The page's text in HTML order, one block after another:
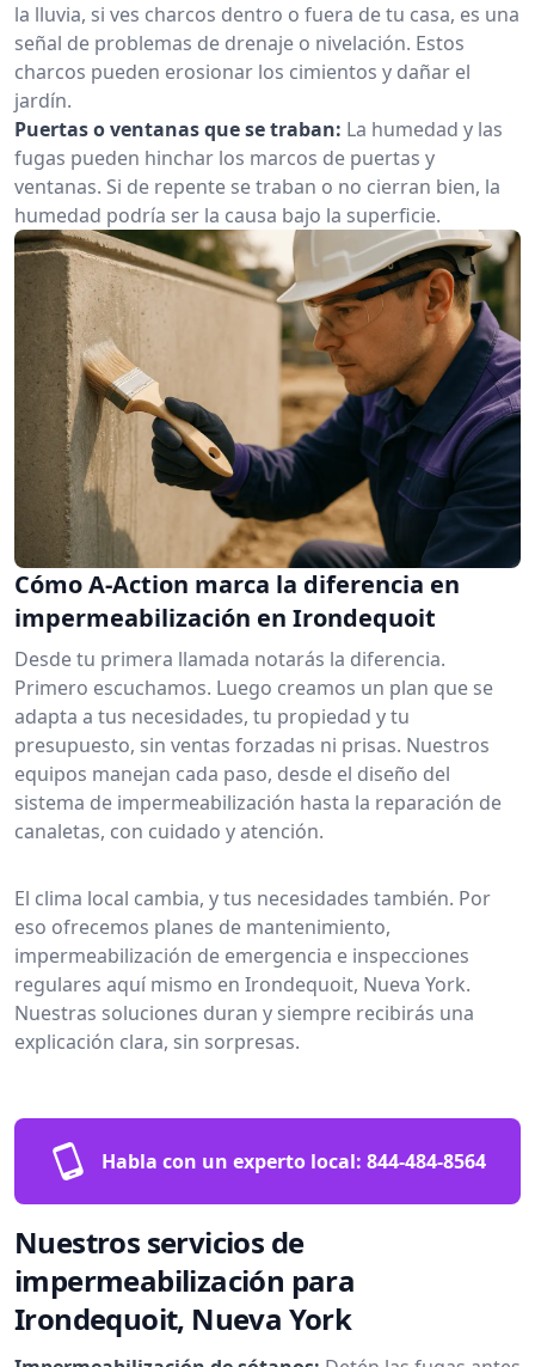
la lluvia, si ves charcos dentro o fuera de tu casa, es una
señal de problemas de drenaje o nivelación. Estos
charcos pueden erosionar los cimientos y dañar el
jardín.
Puertas o ventanas que se traban: La humedad y las
fugas pueden hinchar los marcos de puertas y
ventanas. Si de repente se traban o no cierran bien, la
humedad podría ser la causa bajo la superficie.
Cómo A-Action marca la diferencia en
impermeabilización en Irondequoit
Desde tu primera llamada notarás la diferencia.
Primero escuchamos. Luego creamos un plan que se
adapta a tus necesidades, tu propiedad y tu
presupuesto, sin ventas forzadas ni prisas. Nuestros
equipos manejan cada paso, desde el diseño del
sistema de impermeabilización hasta la reparación de
canaletas, con cuidado y atención.
El clima local cambia, y tus necesidades también. Por
eso ofrecemos planes de mantenimiento,
impermeabilización de emergencia e inspecciones
regulares aquí mismo en Irondequoit, Nueva York.
Nuestras soluciones duran y siempre recibirás una
explicación clara, sin sorpresas.
Habla con un experto local: 844-484-8564
Nuestros servicios de
impermeabilización para
Irondequoit, Nueva York